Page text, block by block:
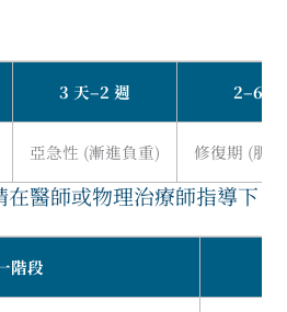
3 天–2 週 2–6 週
亞急性 (漸進負重) 修復期 (肌
在醫師或物理治療師指導下
階段